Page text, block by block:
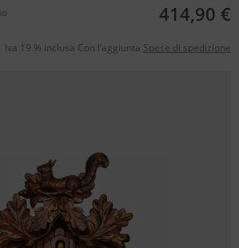
414,90 €
Iva 19 % inclusa Con l’aggiunta Spese di spedizione